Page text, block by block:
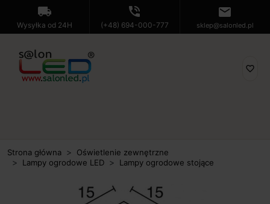
local_shipping
Wysyłka od 24H
phone_in_talk
(+48) 694-000-777
mail
sklep@salonled.pl
favorite_border
Strona główna
Oświetlenie zewnętrzne
Lampy ogrodowe LED
Lampy ogrodowe stojące